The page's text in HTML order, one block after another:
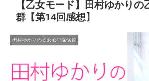
【乙女モード】田村ゆかり
群【第14回感想】
田村ゆかりの乙女心♡症候群